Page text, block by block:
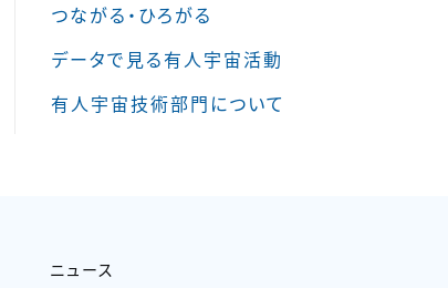
つながる・ひろがる
データで見る有人宇宙活動
有人宇宙技術部門について
ニュース